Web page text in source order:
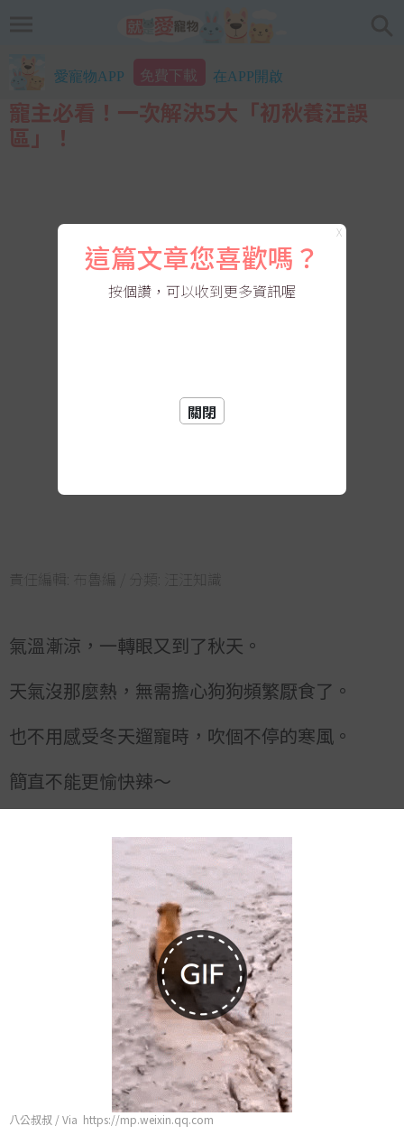
愛寵物APP 免費下載 在APP開啟
寵主必看！一次解決5大「初秋養汪誤
區」！
責任編輯: 布魯編 / 分類: 汪汪知識
氣溫漸涼，一轉眼又到了秋天。
天氣沒那麼熱，無需擔心狗狗頻繁厭食了。
也不用感受冬天遛寵時，吹個不停的寒風。
簡直不能更愉快辣～
八公叔叔 / Via https://mp.weixin.qq.com
X
這篇文章您喜歡嗎？
按個讚，可以收到更多資訊喔
關閉